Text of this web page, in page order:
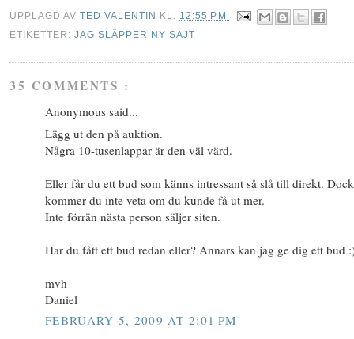
UPPLAGD AVTED VALENTIN KL. 12:55 PM
ETIKETTER:JAG SLÄPPER NY SAJT
35 COMMENTS :
Anonymous said...
Lägg ut den på auktion.
Några 10-tusenlappar är den väl värd.
Eller får du ett bud som känns intressant så slå till direkt. Dock
kommer du inte veta om du kunde få ut mer.
Inte förrän nästa person säljer siten.
Har du fått ett bud redan eller? Annars kan jag ge dig ett bud
mvh
Daniel
FEBRUARY 5, 2009 AT 2:01 PM